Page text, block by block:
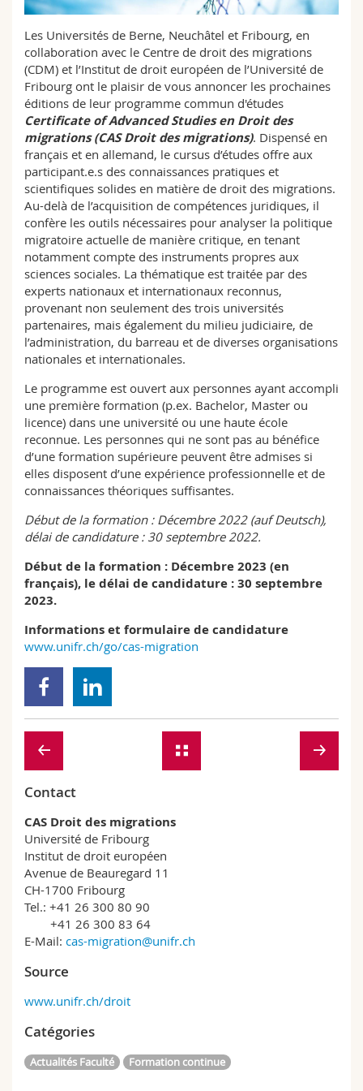
Sciences et médecine
Interfacultaire
Collaborateurs
Doctorants
Webmail
Programme des cours
MyUnifr
Les Universités de Berne, Neuchâtel et Fribourg, en
collaboration avec le Centre de droit des migrations
(CDM) et l’Institut de droit européen de l’Université de
Fribourg ont le plaisir de vous annoncer les prochaines
éditions de leur programme commun d'études
Certificate of Advanced Studies en Droit des
migrations (CAS Droit des migrations). Dispensé en
français et en allemand, le cursus d’études offre aux
participant.e.s des connaissances pratiques et
scientifiques solides en matière de droit des migrations.
Au-delà de l’acquisition de compétences juridiques, il
confère les outils nécessaires pour analyser la politique
migratoire actuelle de manière critique, en tenant
notamment compte des instruments propres aux
sciences sociales. La thématique est traitée par des
experts nationaux et internationaux reconnus,
provenant non seulement des trois universités
partenaires, mais également du milieu judiciaire, de
l’administration, du barreau et de diverses organisations
nationales et internationales.
Le programme est ouvert aux personnes ayant accompli
une première formation (p.ex. Bachelor, Master ou
licence) dans une université ou une haute école
reconnue. Les personnes qui ne sont pas au bénéfice
d’une formation supérieure peuvent être admises si
elles disposent d’une expérience professionnelle et de
connaissances théoriques suffisantes.
Début de la formation : Décembre 2022 (auf Deutsch),
délai de candidature : 30 septembre 2022.
Début de la formation : Décembre 2023 (en
français), le délai de candidature : 30 septembre
2023.
Informations et formulaire de candidature
www.unifr.ch/go/cas-migration
Contact
CAS Droit des migrations
Université de Fribourg
Institut de droit européen
Avenue de Beauregard 11
CH-1700 Fribourg
Tel.: +41 26 300 80 90
+41 26 300 83 64
E-Mail: cas-migration@unifr.ch
Source
www.unifr.ch/droit
Catégories
Actualités Faculté Formation continue